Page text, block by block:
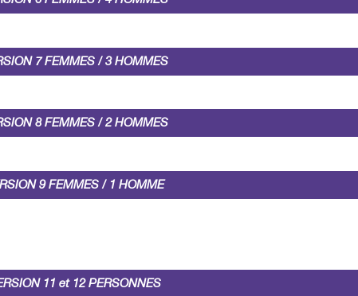
7 FEMMES / 3 HOMMES
8 FEMMES / 2 HOMMES
9 FEMMES / 1 HOMME
11 et 12 PERSONNES